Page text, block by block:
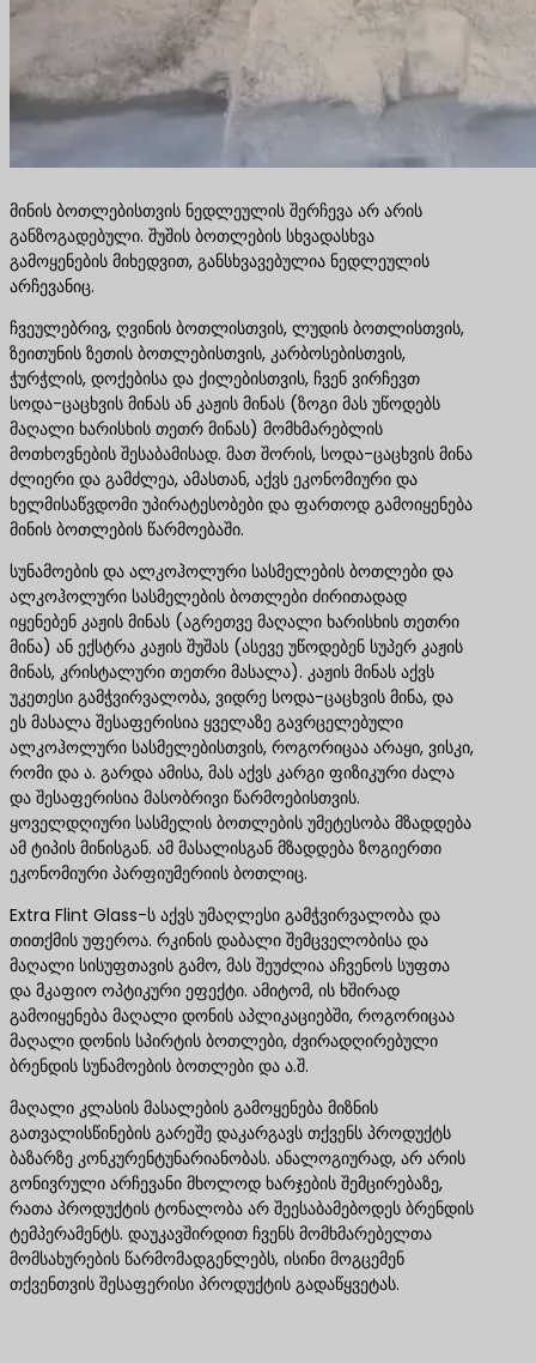
მინის ბოთლებისთვის ნედლეულის შერჩევა არ არის
განზოგადებული. შუშის ბოთლების სხვადასხვა
გამოყენების მიხედვით, განსხვავებულია ნედლეულის
არჩევანიც.
ჩვეულებრივ, ღვინის ბოთლისთვის, ლუდის ბოთლისთვის,
ზეითუნის ზეთის ბოთლებისთვის, კარბოსებისთვის,
ჭურჭლის, დოქებისა და ქილებისთვის, ჩვენ ვირჩევთ
სოდა-ცაცხვის მინას ან კაჟის მინას (ზოგი მას უწოდებს
მაღალი ხარისხის თეთრ მინას) მომხმარებლის
მოთხოვნების შესაბამისად. მათ შორის, სოდა-ცაცხვის მინა
ძლიერი და გამძლეა, ამასთან, აქვს ეკონომიური და
ხელმისაწვდომი უპირატესობები და ფართოდ გამოიყენება
მინის ბოთლების წარმოებაში.
სუნამოების და ალკოჰოლური სასმელების ბოთლები და
ალკოჰოლური სასმელების ბოთლები ძირითადად
იყენებენ კაჟის მინას (აგრეთვე მაღალი ხარისხის თეთრი
მინა) ან ექსტრა კაჟის შუშას (ასევე უწოდებენ სუპერ კაჟის
მინას, კრისტალური თეთრი მასალა). კაჟის მინას აქვს
უკეთესი გამჭვირვალობა, ვიდრე სოდა-ცაცხვის მინა, და
ეს მასალა შესაფერისია ყველაზე გავრცელებული
ალკოჰოლური სასმელებისთვის, როგორიცაა არაყი, ვისკი,
რომი და ა. გარდა ამისა, მას აქვს კარგი ფიზიკური ძალა
და შესაფერისია მასობრივი წარმოებისთვის.
ყოველდღიური სასმელის ბოთლების უმეტესობა მზადდება
ამ ტიპის მინისგან. ამ მასალისგან მზადდება ზოგიერთი
ეკონომიური პარფიუმერიის ბოთლიც.
Extra Flint Glass-ს აქვს უმაღლესი გამჭვირვალობა და
თითქმის უფეროა. რკინის დაბალი შემცველობისა და
მაღალი სისუფთავის გამო, მას შეუძლია აჩვენოს სუფთა
და მკაფიო ოპტიკური ეფექტი. ამიტომ, ის ხშირად
გამოიყენება მაღალი დონის აპლიკაციებში, როგორიცაა
მაღალი დონის სპირტის ბოთლები, ძვირადღირებული
ბრენდის სუნამოების ბოთლები და ა.შ.
მაღალი კლასის მასალების გამოყენება მიზნის
გათვალისწინების გარეშე დაკარგავს თქვენს პროდუქტს
ბაზარზე კონკურენტუნარიანობას. ანალოგიურად, არ არის
გონივრული არჩევანი მხოლოდ ხარჯების შემცირებაზე,
რათა პროდუქტის ტონალობა არ შეესაბამებოდეს ბრენდის
ტემპერამენტს. დაუკავშირდით ჩვენს მომხმარებელთა
მომსახურების წარმომადგენლებს, ისინი მოგცემენ
თქვენთვის შესაფერისი პროდუქტის გადაწყვეტას.